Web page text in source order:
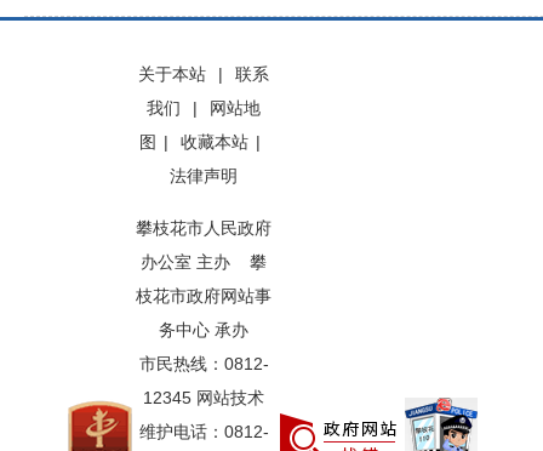
关于本站 |
联系
我们
|
网站地
图 | 收藏本站 |
法律声明
攀枝花市人民政府
办公室 主办 攀
枝花市政府网站事
务中心 承办
市民热线：0812-
12345 网站技术
维护电话：0812-